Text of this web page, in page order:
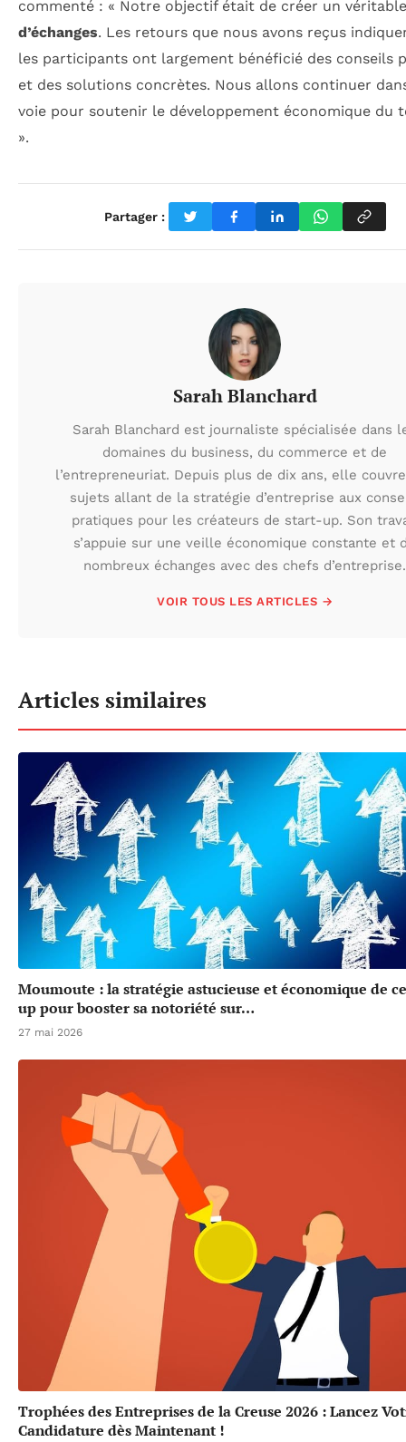
commenté : « Notre objectif était de créer un
d’échanges. Les retours que nous avons reçus
les participants ont largement bénéficié des conseils
et des solutions concrètes. Nous allons continuer
voie pour soutenir le développement économique du
».
Partager :
Sarah Blanchard
Sarah Blanchard est journaliste spécialisée dans
domaines du business, du commerce et de
l’entrepreneuriat. Depuis plus de dix ans, elle
sujets allant de la stratégie d’entreprise aux
pratiques pour les créateurs de start-up. Son
s’appuie sur une veille économique constante et
nombreux échanges avec des chefs d’entreprise.
VOIR TOUS LES ARTICLES →
Articles similaires
Moumoute : la stratégie astucieuse et économique de
up pour booster sa notoriété sur…
27 mai 2026
Trophées des Entreprises de la Creuse 2026 : Lancez
Candidature dès Maintenant !